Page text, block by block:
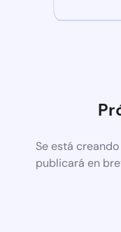
Se está
publicará en